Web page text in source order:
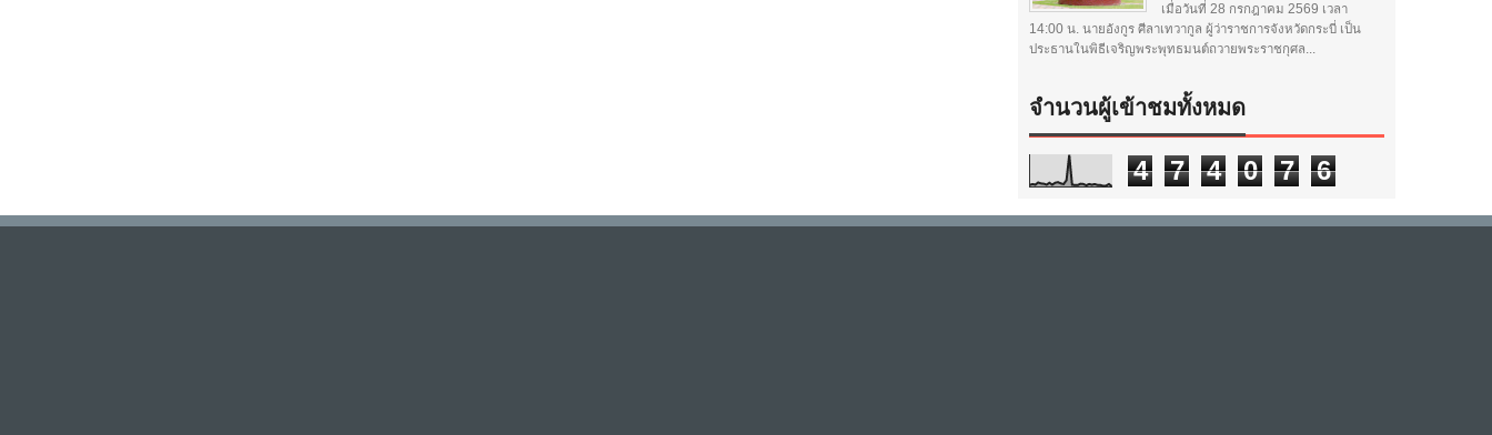
เมื่อวันที่ 28 กรกฎาคม 2569 เวลา
14:00 น. นายอังกูร ศีลาเทวากูล ผู้ว่าราชการจังหวัดกระบี่ เป็น
ประธานในพิธีเจริญพระพุทธมนต์ถวายพระราชกุศล...
จำนวนผู้เข้าชมทั้งหมด
4 7 4 0 7 6